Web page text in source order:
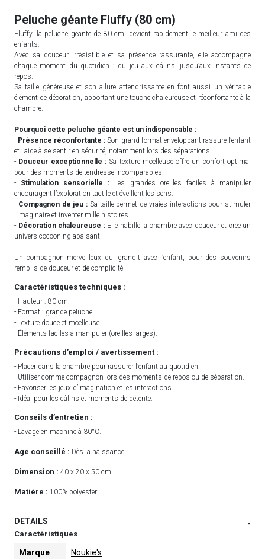
Peluche géante Fluffy (80 cm)
Fluffy, la peluche géante de 80 cm, devient rapidement le meilleur ami des
enfants.
Avec sa douceur irrésistible et sa présence rassurante, elle accompagne
chaque moment du quotidien : du jeu aux câlins, jusqu’aux instants de
repos.
Sa taille généreuse et son allure attendrissante en font aussi un véritable
élément de décoration, apportant une touche chaleureuse et réconfortante à la
chambre.
Pourquoi cette peluche géante est un indispensable :
- Présence réconfortante : Son grand format enveloppant rassure l’enfant
et l’aide à se sentir en sécurité, notamment lors des séparations.
- Douceur exceptionnelle :Sa texture moelleuse offre un confort optimal
pour des moments de tendresse incomparables.
- Stimulation sensorielle : Les grandes oreilles faciles à manipuler
encouragent l’exploration tactile et éveillent les sens.
- Compagnon de jeu : Sa taille permet de vraies interactions pour stimuler
l’imaginaire et inventer mille histoires.
- Décoration chaleureuse :Elle habille la chambre avec douceur et crée un
univers cocooning apaisant.
Un compagnon merveilleux qui grandit avec l’enfant, pour des souvenirs
remplis de douceur et de complicité.
Caractéristiques techniques :
- Hauteur : 80 cm.
- Format : grande peluche.
- Texture douce et moelleuse.
- Éléments faciles à manipuler (oreilles larges).
Précautions d’emploi / avertissement :
- Placer dans la chambre pour rassurer l’enfant au quotidien.
- Utiliser comme compagnon lors des moments de repos ou de séparation.
- Favoriser les jeux d’imagination et les interactions.
- Idéal pour les câlins et moments de détente.
Conseils d’entretien :
- Lavage en machine à 30°C.
Age conseillé : Dès la naissance
Dimension : 40 x 20 x 50 cm
Matière : 100% polyester
DETAILS -
Caractéristiques
Marque Noukie's